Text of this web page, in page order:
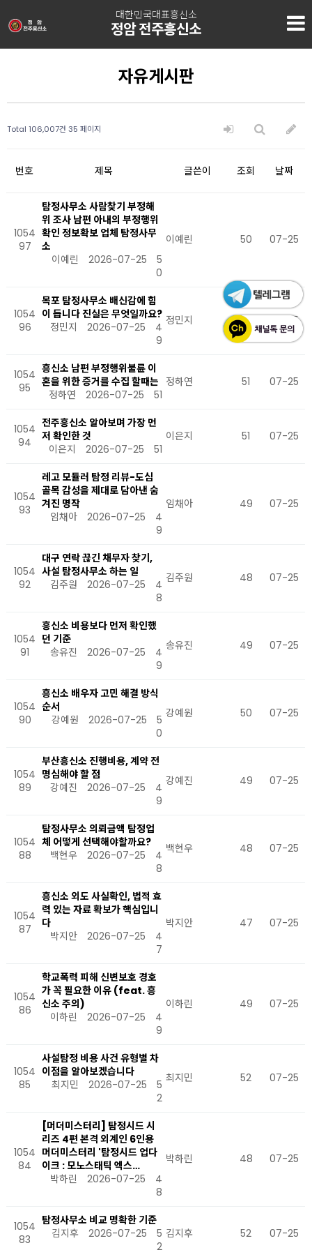
대한민국대표흥신소
정암 전주흥신소
자유게시판
Total 106,007건 35 페이지
번호 제목 글쓴이 조회 날짜
1054
97
탐정사무소 사람찾기 부정해
위 조사 남편 아내의 부정행위
확인 정보확보 업체 탐정사무
소
이예린
2026-07-25
5
0
이예린 50 07-25
1054
96
목포 탐정사무소 배신감에 힘
이 듭니다 진실은 무엇일까요?
정민지
2026-07-25
4
9
정민지 49 07-25
1054
95
흥신소 남편 부정행위불륜 이
혼을 위한 증거를 수집 할때는
정하연
2026-07-25 51
정하연 51 07-25
1054
94
전주흥신소 알아보며 가장 먼
저 확인한 것
이은지
2026-07-25 51
이은지 51 07-25
1054
93
레고 모듈러 탐정 리뷰-도심
골목 감성을 제대로 담아낸 숨
겨진 명작
임채아
2026-07-25
4
9
임채아 49 07-25
1054
92
대구 연락 끊긴 채무자 찾기,
사설 탐정사무소 하는 일
김주원
2026-07-25
4
8
김주원 48 07-25
1054
91
흥신소 비용보다 먼저 확인했
던 기준
송유진
2026-07-25
4
9
송유진 49 07-25
1054
90
흥신소 배우자 고민 해결 방식
순서
강예원
2026-07-25
5
0
강예원 50 07-25
1054
89
부산흥신소 진행비용, 계약 전
명심해야 할 점
강예진
2026-07-25
4
9
강예진 49 07-25
1054
88
탐정사무소 의뢰금액 탐정업
체 어떻게 선택해야할까요?
백현우
2026-07-25
4
8
백현우 48 07-25
1054
87
흥신소 외도 사실확인, 법적 효
력 있는 자료 확보가 핵심입니
다
박지안
2026-07-25
4
7
박지안 47 07-25
1054
86
학교폭력 피해 신변보호 경호
가 꼭 필요한 이유 (feat. 흥
신소 주의)
이하린
2026-07-25
4
9
이하린 49 07-25
1054
85
사설탐정 비용 사건 유형별 차
이점을 알아보겠습니다
최지민
2026-07-25
5
2
최지민 52 07-25
1054
84
[머더미스터리] 탐정시드 시
리즈 4편 본격 외계인 6인용
머더미스터리 '탐정시드 업다
이크 : 모노스태틱 엑스…
박하린
2026-07-25
4
8
박하린 48 07-25
1054
83
탐정사무소 비교 명확한 기준
김지후
2026-07-25
5
2
김지후 52 07-25